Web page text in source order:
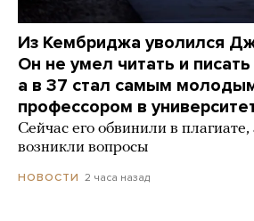
Из Кембриджа уволился
Он не умел читать и писать
а в 37 стал самым
профессором в
Сейчас его обвинили в
возникли вопросы
НОВОСТИ 2 часа назад